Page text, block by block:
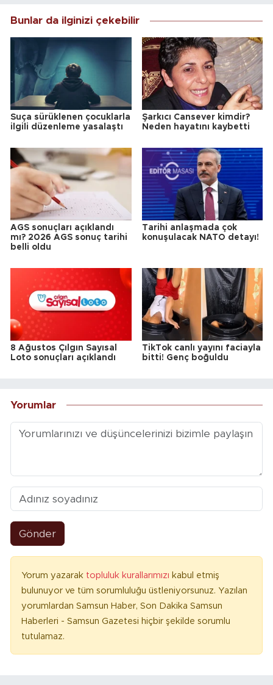
Bunlar da ilginizi çekebilir
Suça sürüklenen çocuklarla
ilgili düzenleme yasalaştı
Şarkıcı Cansever kimdir?
Neden hayatını kaybetti
AGS sonuçları açıklandı
mı? 2026 AGS sonuç tarihi
belli oldu
Tarihi anlaşmada çok
konuşulacak NATO detayı!
8 Ağustos Çılgın Sayısal
Loto sonuçları açıklandı
TikTok canlı yayını faciayla
bitti! Genç boğuldu
Yorumlar
Gönder
Yorum yazarak topluluk kurallarımızı kabul etmiş
bulunuyor ve tüm sorumluluğu üstleniyorsunuz. Yazılan
yorumlardan Samsun Haber, Son Dakika Samsun
Haberleri - Samsun Gazetesi hiçbir şekilde sorumlu
tutulamaz.